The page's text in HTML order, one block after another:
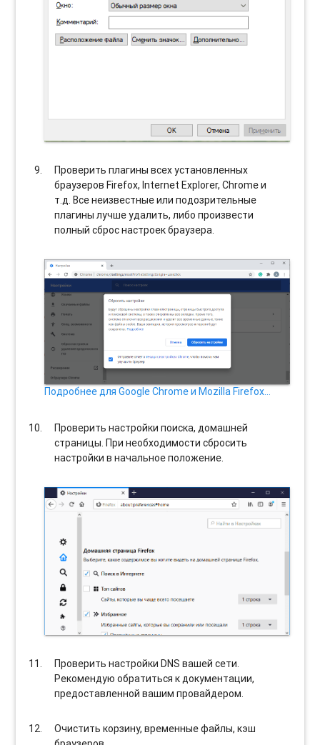
Проверить плагины всех установленных
браузеров Firefox, Internet Explorer, Chrome и
т.д. Все неизвестные или подозрительные
плагины лучше удалить, либо произвести
полный сброс настроек браузера.
Подробнее для Google Chrome и Mozilla Firefox…
Проверить настройки поиска, домашней
страницы. При необходимости сбросить
настройки в начальное положение.
Проверить настройки DNS вашей сети.
Рекомендую обратиться к документации,
предоставленной вашим провайдером.
Очистить корзину, временные файлы, кэш